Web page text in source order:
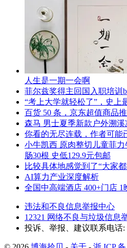
人生是一期一会啊
菲尔兹奖得主回国入职培训
“考上大学就轻松了”，史上
百货 50 条，京东超值商品
森马 男士夏季新款户外溯
你看的无尽连载，作者可能
小牛凯西 原肉整切儿童菲
肠30根 史低129.9元包邮
比较具体地感觉到了“大家
AI算力产业深度解析
全国中高端酒店 400+门店 1
违法和不良信息举报中心
12321 网络不良与垃圾信息
投诉、举报、建议联系电话: